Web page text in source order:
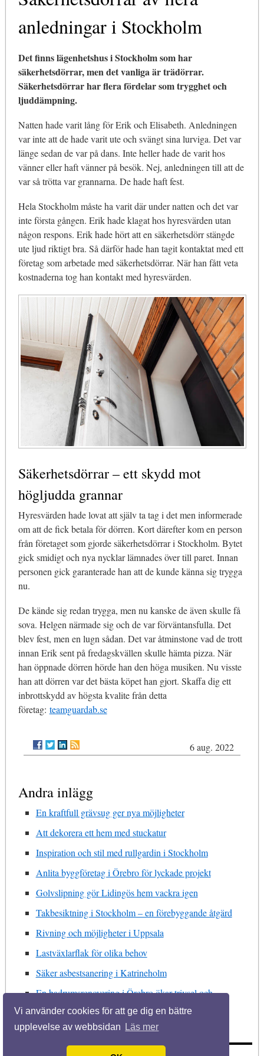
Vi använder cookies för att ge dig en bättre
upplevelse av webbsidan
Läs mer
anledningar i Stockholm
Det finns lägenhetshus i Stockholm som har
säkerhetsdörrar, men det vanliga är trädörrar.
Säkerhetsdörrar har flera fördelar som trygghet och
ljuddämpning.
Natten hade varit lång för Erik och Elisabeth. Anledningen
var inte att de hade varit ute och svängt sina lurviga. Det var
länge sedan de var på dans. Inte heller hade de varit hos
vänner eller haft vänner på besök. Nej, anledningen till att de
var så trötta var grannarna. De hade haft fest.
Hela Stockholm måste ha varit där under natten och det var
inte första gången. Erik hade klagat hos hyresvärden utan
någon respons. Erik hade hört att en säkerhetsdörr stängde
ute ljud riktigt bra. Så därför hade han tagit kontaktat med ett
företag som arbetade med säkerhetsdörrar. När han fått veta
kostnaderna tog han kontakt med hyresvärden.
Säkerhetsdörrar – ett skydd mot
högljudda grannar
Hyresvärden hade lovat att själv ta tag i det men informerade
om att de fick betala för dörren. Kort därefter kom en person
från företaget som gjorde säkerhetsdörrar i Stockholm. Bytet
gick smidigt och nya nycklar lämnades över till paret. Innan
personen gick garanterade han att de kunde känna sig trygga
nu.
De kände sig redan trygga, men nu kanske de även skulle få
sova. Helgen närmade sig och de var förväntansfulla. Det
blev fest, men en lugn sådan. Det var åtminstone vad de trott
innan Erik sent på fredagskvällen skulle hämta pizza. När
han öppnade dörren hörde han den höga musiken. Nu visste
han att dörren var det bästa köpet han gjort. Skaffa dig ett
inbrottskydd av högsta kvalite från detta
företag: teamguardab.se
6 aug. 2022
Andra inlägg
En kraftfull grävsug ger nya möjligheter
Att dekorera ett hem med stuckatur
Inspiration och stil med rullgardin i Stockholm
Anlita byggföretag i Örebro för lyckade projekt
Golvslipning gör Lidingös hem vackra igen
Takbesiktning i Stockholm – en förebyggande åtgärd
Rivning och möjligheter i Uppsala
Lastväxlarflak för olika behov
Säker asbestsanering i Katrineholm
En badrumsrenovering i Örebro ökar trivsel och
fastighetens värde